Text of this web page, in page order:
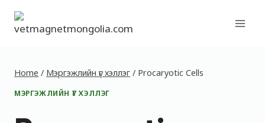
Home / Мэргэжлийн үг хэллэг / Procaryotic Cells
МЭРГЭЖЛИЙН ҮГ ХЭЛЛЭГ